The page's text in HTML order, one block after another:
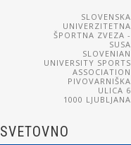
SLOVENSKA
UNIVERZITETNA
ŠPORTNA ZVEZA -
SUSA
SLOVENIAN
UNIVERSITY SPORTS
ASSOCIATION
PIVOVARNIŠKA
ULICA 6
1000 LJUBLJANA
SVETOVNO